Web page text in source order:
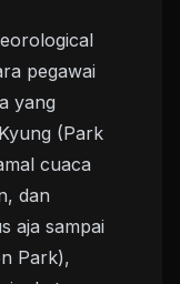
pegawai
yang
(Park
cuaca
dan
aja sampai
Park),